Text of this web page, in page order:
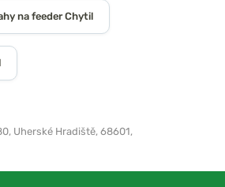
na feeder Chytil
Uherské Hradiště, 68601,